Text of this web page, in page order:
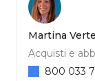
Martina
Acquisti e
800 033